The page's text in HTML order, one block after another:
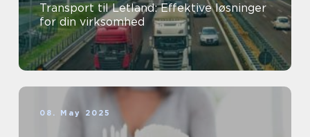
Transport til Letland: Effektive løsninger
for din virksomhed
08. May 2025